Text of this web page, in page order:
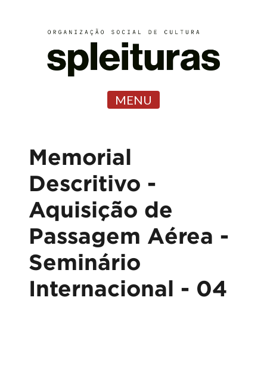
MENU
Memorial
Descritivo -
Aquisição de
Passagem Aérea -
Seminário
Internacional - 04